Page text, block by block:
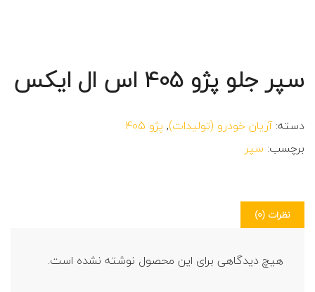
سپر جلو پژو 405 اس ال ایکس
دسته:آریان خودرو (تولیدات), پژو 405
برچسب: سپر
نظرات (0)
هیچ دیدگاهی برای این محصول نوشته نشده است.